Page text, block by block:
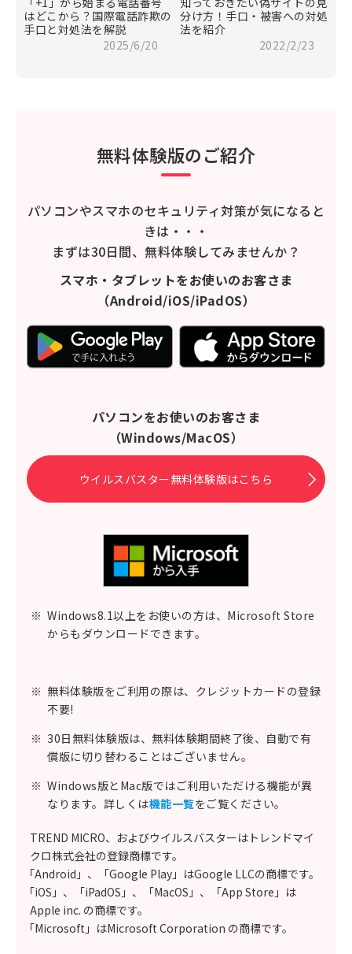
はどこから？国際電話詐欺の
手口と対処法を解説
2025/6/20
分け方！手口・被害への対処
法を紹介
2022/2/23
無料体験版のご紹介
パソコンやスマホのセキュリティ対策が気になると
きは・・・
まずは30日間、無料体験してみませんか？
スマホ・タブレットをお使いのお客さま
（Android/iOS/iPadOS）
パソコンをお使いのお客さま
（Windows/MacOS）
ウイルスバスター無料体験版はこちら
※ Windows8.1以上をお使いの方は、Microsoft Store
からもダウンロードできます。
※ 無料体験版をご利用の際は、クレジットカードの登録
不要!
※ 30日無料体験版は、無料体験期間終了後、自動で有
償版に切り替わることはございません。
※ Windows版とMac版ではご利用いただける機能が異
なります。詳しくは機能一覧をご覧ください。
TREND MICRO、およびウイルスバスターはトレンドマイ
クロ株式会社の登録商標です。
「Android」、「Google Play」はGoogle LLCの商標です。
「iOS」、「iPadOS」、「MacOS」、「App Store」は
Apple inc. の商標です。
「Microsoft」はMicrosoft Corporation の商標です。